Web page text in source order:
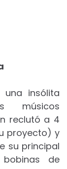
insólita
músicos
reclutó a 4
proyecto) y
su principal
bobinas de